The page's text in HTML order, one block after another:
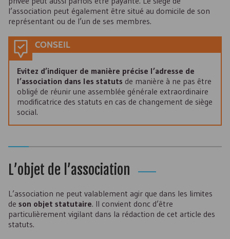
l’association peut également être situé au domicile de son
représentant ou de l’un de ses membres.
CONSEIL
Evitez d’indiquer de manière précise l’adresse de
l’association dans les statuts de manière à ne pas être
obligé de réunir une assemblée générale extraordinaire
modificatrice des statuts en cas de changement de siège
social.
L’objet de l’association
L’association ne peut valablement agir que dans les limites
de son objet statutaire. Il convient donc d’être
particulièrement vigilant dans la rédaction de cet article des
statuts.